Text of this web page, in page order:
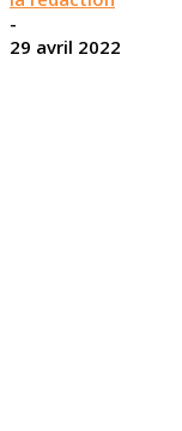
-
29 avril 2022